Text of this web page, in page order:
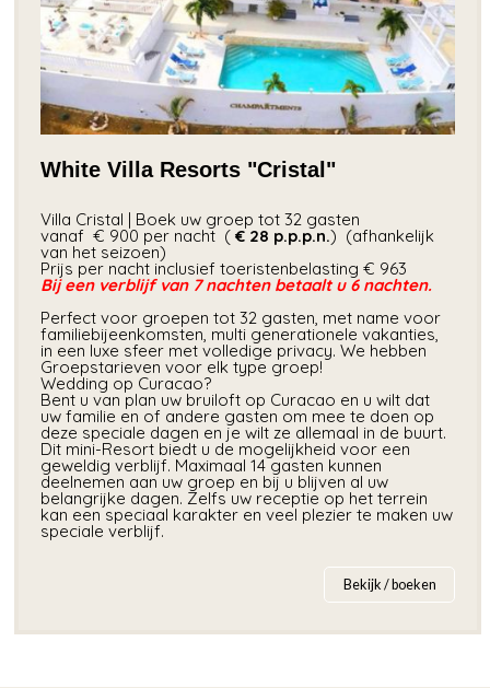
White Villa Resorts "Cristal"
Villa Cristal | Boek uw groep tot 32 gasten
vanaf € 900 per nacht (€ 28 p.p.p.n.) (afhankelijk
van het seizoen)
Prijs per nacht inclusief toeristenbelasting € 963
Bij een verblijf van 7 nachten betaalt u 6 nachten.
Perfect voor groepen tot 32 gasten, met name voor
familiebijeenkomsten, multi generationele vakanties,
in een luxe sfeer met volledige privacy. We hebben
Groepstarieven voor elk type groep!
Wedding op Curacao?
Bent u van plan uw bruiloft op Curacao en u wilt dat
uw familie en of andere gasten om mee te doen op
deze speciale dagen en je wilt ze allemaal in de buurt.
Dit mini-Resort biedt u de mogelijkheid voor een
geweldig verblijf. Maximaal 14 gasten kunnen
deelnemen aan uw groep en bij u blijven al uw
belangrijke dagen. Zelfs uw receptie op het terrein
kan een speciaal karakter en veel plezier te maken uw
speciale verblijf.
Bekijk / boeken